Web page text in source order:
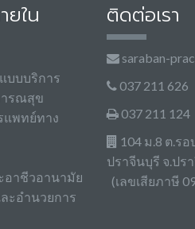
ยใน
บบริการ
รณสุข
แพทย์ทาง
อาชีวอานามัย
ะอำนวยการ
ติดต่อเรา
saraban-
037 211 626
037 211 124
104 ม.8 ต.รอ
ปราจีนบุรี จ.ปร
(เลขเสียภาษี